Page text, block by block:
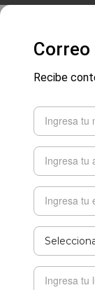
Correo
Recibe